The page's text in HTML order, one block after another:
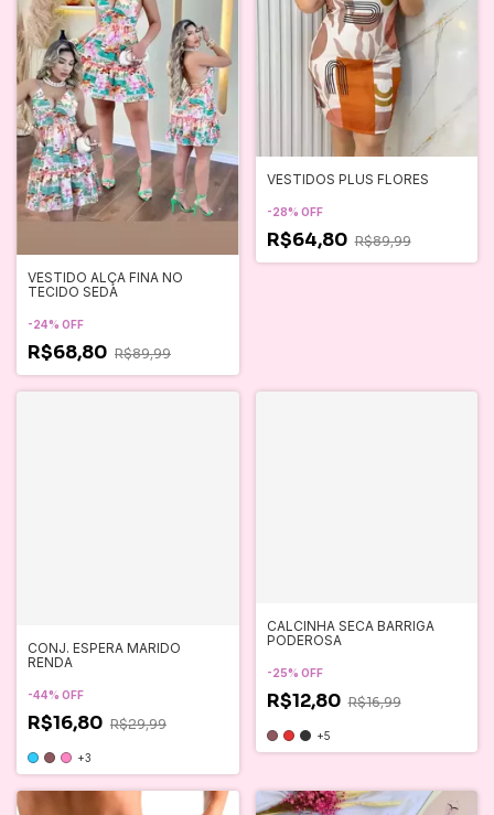
VESTIDO ALÇA FINA NO
TECIDO SEDA
-24% OFF
R$68,80 R$89,99
VESTIDOS PLUS FLORES
-28% OFF
R$64,80 R$89,99
CONJ. ESPERA MARIDO
RENDA
-44% OFF
R$16,80 R$29,99
+3
CALCINHA SECA BARRIGA
PODEROSA
-25% OFF
R$12,80 R$16,99
+5